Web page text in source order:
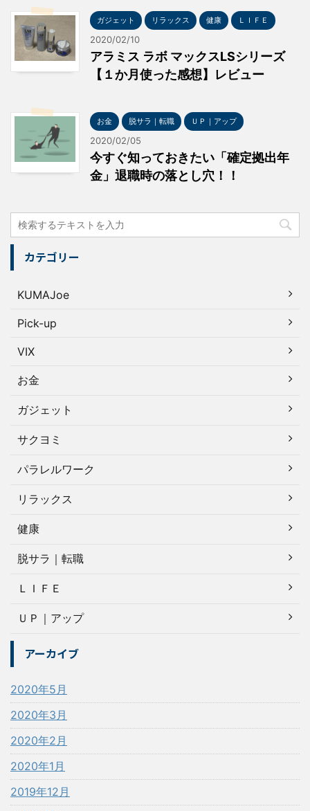
ガジェット リラックス 健康 ＬＩＦＥ
2020/02/10
アラミス ラボ マックスLSシリーズ
【１か月使った感想】レビュー
お金 脱サラ｜転職 ＵＰ｜アップ
2020/02/05
今すぐ知っておきたい「確定拠出年
金」退職時の落とし穴！！
カテゴリー
KUMAJoe
Pick-up
VIX
お金
ガジェット
サクヨミ
パラレルワーク
リラックス
健康
脱サラ｜転職
ＬＩＦＥ
ＵＰ｜アップ
アーカイブ
2020年5月
2020年3月
2020年2月
2020年1月
2019年12月